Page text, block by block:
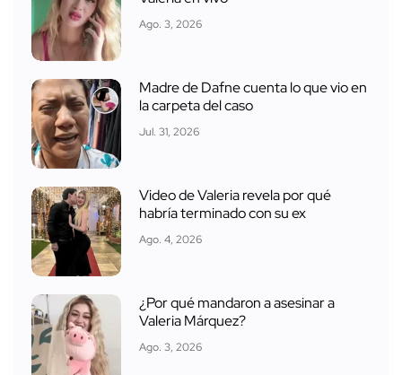
Ago. 3, 2026
Madre de Dafne cuenta lo que vio en
la carpeta del caso
Jul. 31, 2026
Video de Valeria revela por qué
habría terminado con su ex
Ago. 4, 2026
¿Por qué mandaron a asesinar a
Valeria Márquez?
Ago. 3, 2026